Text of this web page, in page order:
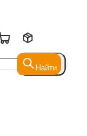
Найти
Найти